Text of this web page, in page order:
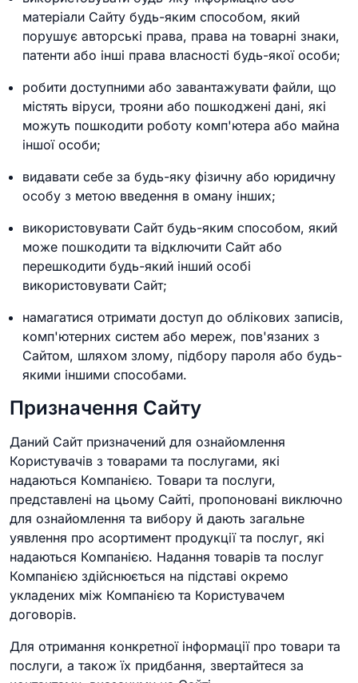
матеріали Сайту будь-яким способом, який
порушує авторські права, права на товарні знаки,
патенти або інші права власності будь-якої особи;
робити доступними або завантажувати файли, що
містять віруси, трояни або пошкоджені дані, які
можуть пошкодити роботу комп'ютера або майна
іншої особи;
видавати себе за будь-яку фізичну або юридичну
особу з метою введення в оману інших;
використовувати Сайт будь-яким способом, який
може пошкодити та відключити Сайт або
перешкодити будь-який інший особі
використовувати Сайт;
намагатися отримати доступ до облікових записів,
комп'ютерних систем або мереж, пов'язаних з
Сайтом, шляхом злому, підбору пароля або будь-
якими іншими способами.
Призначення Сайту
Даний Сайт призначений для ознайомлення
Користувачів з товарами та послугами, які
надаються Компанією. Товари та послуги,
представлені на цьому Сайті, пропоновані виключно
для ознайомлення та вибору й дають загальне
уявлення про асортимент продукції та послуг, які
надаються Компанією. Надання товарів та послуг
Компанією здійснюється на підставі окремо
укладених між Компанією та Користувачем
договорів.
Для отримання конкретної інформації про товари та
послуги, а також їх придбання, звертайтеся за